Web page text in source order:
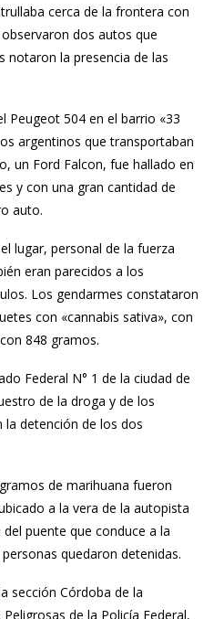
cerca de la frontera con
dos autos que
notaron la presencia de las
Peugeot 504 en el barrio «33
argentinos que transportaban
un Ford Falcon, fue hallado en
y con una gran cantidad de
auto.
lugar, personal de la fuerza
eran parecidos a los
Los gendarmes constataron
con «cannabis sativa», con
848 gramos.
Federal N° 1 de la ciudad de
de la droga y de los
detención de los dos
de marihuana fueron
a la vera de la autopista
puente que conduce a la
quedaron detenidas.
sección Córdoba de la
de la Policía Federal,